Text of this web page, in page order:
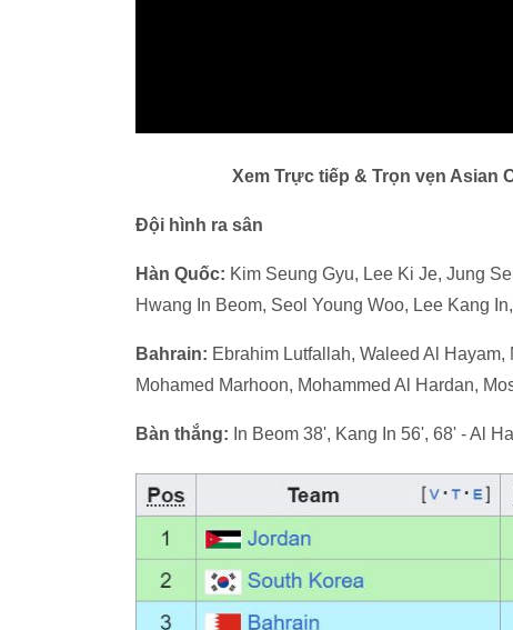
Xem Trực tiếp & Trọn vẹn Asian
Đội hình ra sân
Hàn Quốc: Kim Seung Gyu, Lee Ki Je, Jung
Hwang In Beom, Seol Young Woo, Lee Kang
Bahrain: Ebrahim Lutfallah, Waleed Al
Mohamed Marhoon, Mohammed Al Hardan,
Bàn thắng: In Beom 38', Kang In 56', 68' - Al